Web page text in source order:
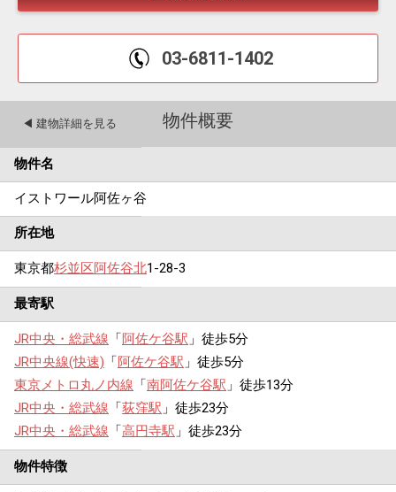
03-6811-1402
物件概要
◀︎ 建物詳細を見る
物件名
イストワール阿佐ヶ谷
所在地
東京都杉並区阿佐谷北1-28-3
最寄駅
JR中央・総武線 「阿佐ケ谷駅 」徒歩5分
JR中央線(快速) 「阿佐ケ谷駅 」徒歩5分
東京メトロ丸ノ内線 「南阿佐ケ谷駅 」徒歩13分
JR中央・総武線 「荻窪駅 」徒歩23分
JR中央・総武線 「高円寺駅 」徒歩23分
物件特徴